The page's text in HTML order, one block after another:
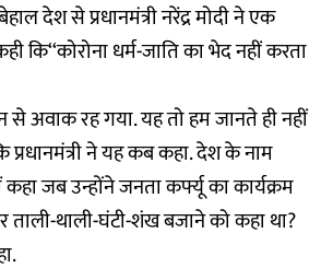
देश से प्रधानमंत्री नरेंद्र मोदी ने एक
कि‘‘कोरोना धर्म-जाति का भेद नहीं करता
से अवाक रह गया. यह तो हम जानते ही नहीं
ने यह कब कहा. देश के नाम
जब उन्होंने जनता कर्फ्यू का कार्यक्रम
ताली-थाली-घंटी-शंख बजाने को कहा था?